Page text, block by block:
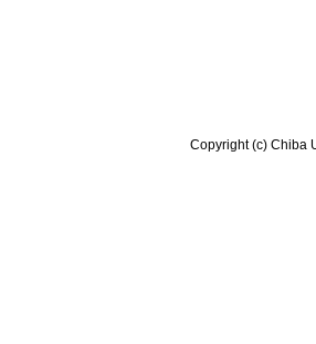
Copyright (c) Chiba